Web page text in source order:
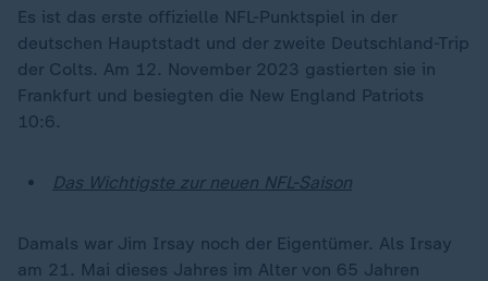
Es ist das erste offizielle NFL-Punktspiel in der
deutschen Hauptstadt und der zweite Deutschland-Trip
der Colts. Am 12. November 2023 gastierten sie in
Frankfurt und besiegten die New England Patriots
10:6.
Das Wichtigste zur neuen NFL-Saison
Damals war Jim Irsay noch der Eigentümer. Als Irsay
am 21. Mai dieses Jahres im Alter von 65 Jahren